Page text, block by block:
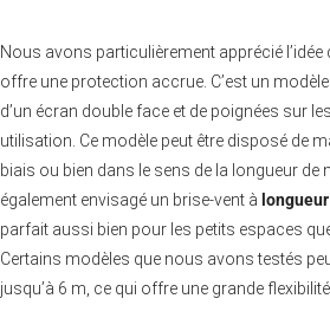
Nous avons particulièrement apprécié l’idée
offre une protection accrue. C’est un
d’un écran double face et de poignées sur
utilisation. Ce modèle peut être disposé de
biais ou bien dans le sens de la longueur
également envisagé un brise-vent à
parfait aussi bien pour les petits espaces
Certains modèles que nous avons testés
jusqu’à 6 m, ce qui offre une grande